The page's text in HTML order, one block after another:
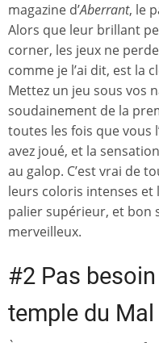
magazine d’Aberrant, le
Alors que leur brillant
corner, les jeux ne
comme je l’ai dit, est la
Mettez un jeu sous vos
soudainement de la
toutes les fois que vous
avez joué, et la
au galop. C’est vrai de
leurs coloris intenses
palier supérieur, et bon
merveilleux.
#2 Pas
temple du Mal